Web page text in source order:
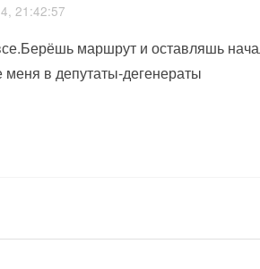
21:42:57
маршрут и оставляшь
меня в депутаты-дегенераты